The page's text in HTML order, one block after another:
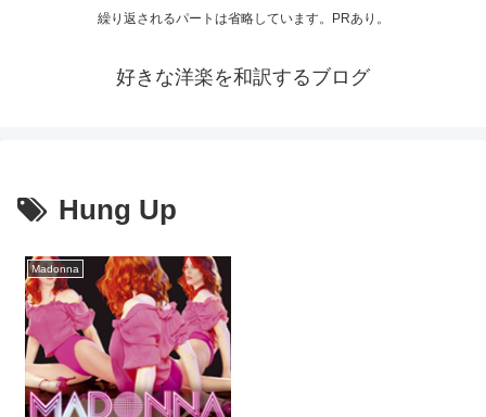
繰り返されるパートは省略しています。PRあり。
好きな洋楽を和訳するブログ
Hung Up
Madonna